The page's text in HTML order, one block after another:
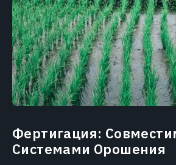
Фертигация:
Системами Орошения